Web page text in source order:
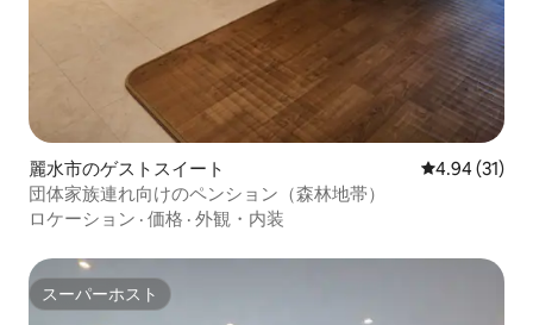
麗水市のゲストスイート レビュー31
4.94 (31)
団体家族連れ向けのペンション（森林地帯）
ロケーション · 価格 · 外観・内装
スーパーホスト
スーパーホスト